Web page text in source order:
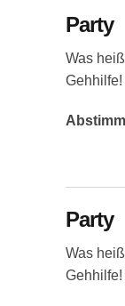
Party
Was
Gehhilfe!
Party
Was
Gehhilfe!